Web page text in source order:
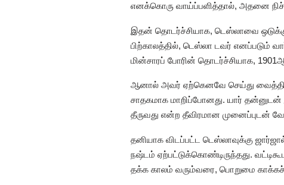
எனக்கொரு வாய்ப்பளித்தால், அதனை
இதன் தொடர்ச்சியாக, டெஸ்லாவை
பிற்காலத்தில், டெஸ்லா டவர் எனப்படும்
மின்சாரப் போரின் தொடர்ச்சியாக,
ஆனால் அவர் ஏற்கெனவே செய்து
சாதகமாக மாறிப்போனது. யார் தன்னுடன்
தீருவது என்ற தீவிரமான முனைப்புடன்
தனியாக விடப்பட்ட டெஸ்லாவுக்கு
நஷ்டம் ஏற்பட்டுக்கொண்டிருந்தது.
தக்க காலம் வரும்வரை, பொறுமை